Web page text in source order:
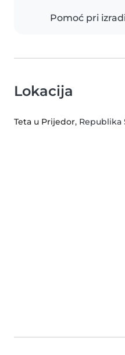
Pomoć pri
Lokacija
Teta u Prijedor, Republika